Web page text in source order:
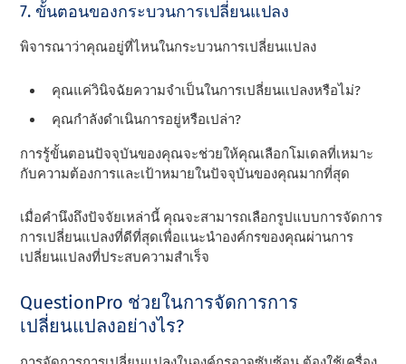
7. ขั้นตอนของกระบวนการเปลี่ยนแปลง
พิจารณาว่าคุณอยู่ที่ไหนในกระบวนการเปลี่ยนแปลง
คุณแค่วินิจฉัยความจําเป็นในการเปลี่ยนแปลงหรือไม่?
คุณกําลังดําเนินการอยู่หรือเปล่า?
การรู้ขั้นตอนปัจจุบันของคุณจะช่วยให้คุณเลือกโมเดลที่เหมาะ
กับความต้องการและเป้าหมายในปัจจุบันของคุณมากที่สุด
เมื่อคํานึงถึงปัจจัยเหล่านี้ คุณจะสามารถเลือกรูปแบบการจัดการ
การเปลี่ยนแปลงที่ดีที่สุดเพื่อแนะนําองค์กรของคุณผ่านการ
เปลี่ยนแปลงที่ประสบความสําเร็จ
QuestionPro ช่วยในการจัดการการ
เปลี่ยนแปลงอย่างไร?